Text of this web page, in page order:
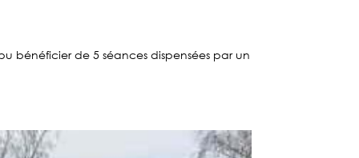
bénéficier de 5 séances dispensées par un